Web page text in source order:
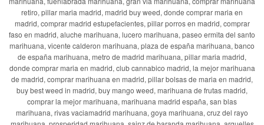
retiro, pillar maria madrid, madrid buy weed, donde comprar maria en
madrid, comprar madrid estupefacientes, pillar porros en madrid, comprar
faso en madrid, aluche marihuana, lucero marihuana, paseo ermita del santo
marihuana, vicente calderon marihuana, plaza de españa marihuana, banco
de españa marihuana, metro de madrid marihuana, pillar maria madrid,
donde comprar maria en madrid, club cannabico madrid, la mejor marihuana
de madrid, comprar marihuana en madrid, pillar bolsas de maria en madrid,
buy best weed in madrid, buy mango weed, marihuana de frutas madrid,
comprar la mejor marihuana, marihuana madrid españa, san blas
marihuana, rivas vaciamadrid marihuana, goya marihuana, cruz del rayo